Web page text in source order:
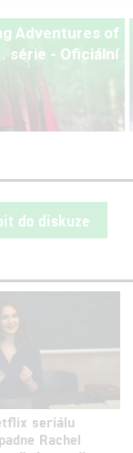
Adventures of
série - Oficiální
do diskuze
seriálu
Rachel